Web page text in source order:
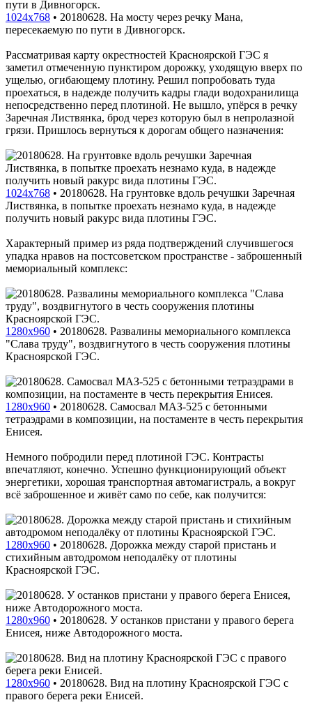
1024x768 • 20180628. На мосту через речку Мана,
пересекаемую по пути в Дивногорск.
Рассматривая карту окрестностей Красноярской ГЭС я
заметил отмеченную пунктиром дорожку, уходящую вверх по
ущелью, огибающему плотину. Решил попробовать туда
проехаться, в надежде получить кадры глади водохранилища
непосредственно перед плотиной. Не вышло, упёрся в речку
Заречная Листвянка, брод через которую был в непролазной
грязи. Пришлось вернуться к дорогам общего назначения:
1024x768 • 20180628. На грунтовке вдоль речушки Заречная
Листвянка, в попытке проехать незнамо куда, в надежде
получить новый ракурс вида плотины ГЭС.
Характерный пример из ряда подтверждений случившегося
упадка нравов на постсоветском пространстве - заброшенный
мемориальный комплекс:
1280x960 • 20180628. Развалины мемориального комплекса
"Слава труду", воздвигнутого в честь сооружения плотины
Красноярской ГЭС.
1280x960 • 20180628. Самосвал МАЗ-525 с бетонными
тетраэдрами в композиции, на постаменте в честь перекрытия
Енисея.
Немного побродили перед плотиной ГЭС. Контрасты
впечатляют, конечно. Успешно функционирующий объект
энергетики, хорошая транспортная автомагистраль, а вокруг
всё заброшенное и живёт само по себе, как получится:
1280x960 • 20180628. Дорожка между старой пристань и
стихийным автодромом неподалёку от плотины
Красноярской ГЭС.
1280x960 • 20180628. У останков пристани у правого берега
Енисея, ниже Автодорожного моста.
1280x960 • 20180628. Вид на плотину Красноярской ГЭС с
правого берега реки Енисей.